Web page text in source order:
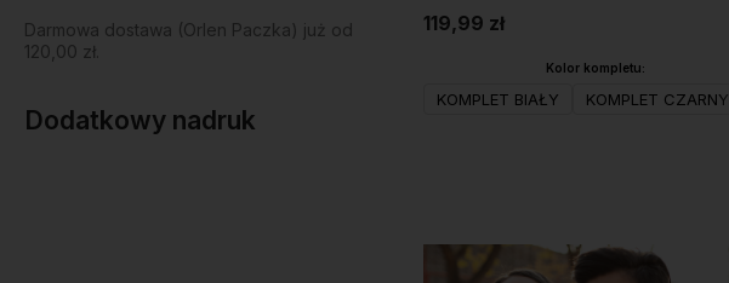
Darmowa dostawa (Orlen Paczka) już od
120,00 zł.
Dodatkowy nadruk
119,99 zł
Kolor kompletu:
KOMPLET BIAŁY KOMPLET CZARNY